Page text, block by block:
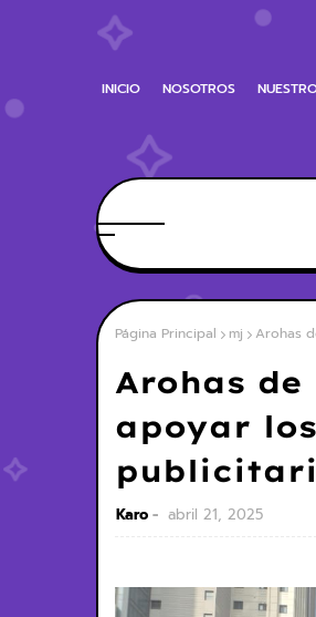
INICIO NOSOTROS
Página Principal mj Arohas
Arohas
apoyar
Karo abril 21, 2025